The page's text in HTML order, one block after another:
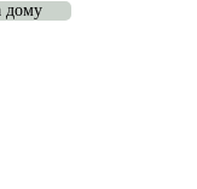
дому